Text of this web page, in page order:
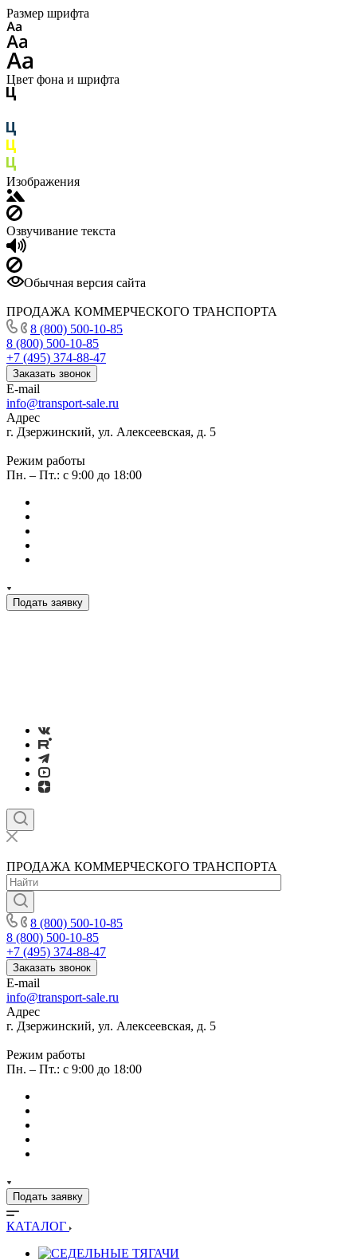
Размер шрифта
Цвет фона и шрифта
Изображения
Озвучивание текста
Обычная версия сайта
ПРОДАЖА КОММЕРЧЕСКОГО ТРАНСПОРТА
8 (800) 500-10-85
8 (800) 500-10-85
+7 (495) 374-88-47
Заказать звонок
E-mail
info@transport-sale.ru
Адрес
г. Дзержинский, ул. Алексеевская, д. 5
Режим работы
Пн. – Пт.: с 9:00 до 18:00
Подать заявку
ПРОДАЖА КОММЕРЧЕСКОГО ТРАНСПОРТА
8 (800) 500-10-85
8 (800) 500-10-85
+7 (495) 374-88-47
Заказать звонок
E-mail
info@transport-sale.ru
Адрес
г. Дзержинский, ул. Алексеевская, д. 5
Режим работы
Пн. – Пт.: с 9:00 до 18:00
Подать заявку
КАТАЛОГ